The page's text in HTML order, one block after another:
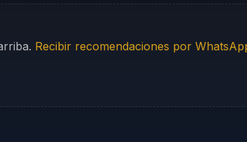
Recibir recomendaciones por